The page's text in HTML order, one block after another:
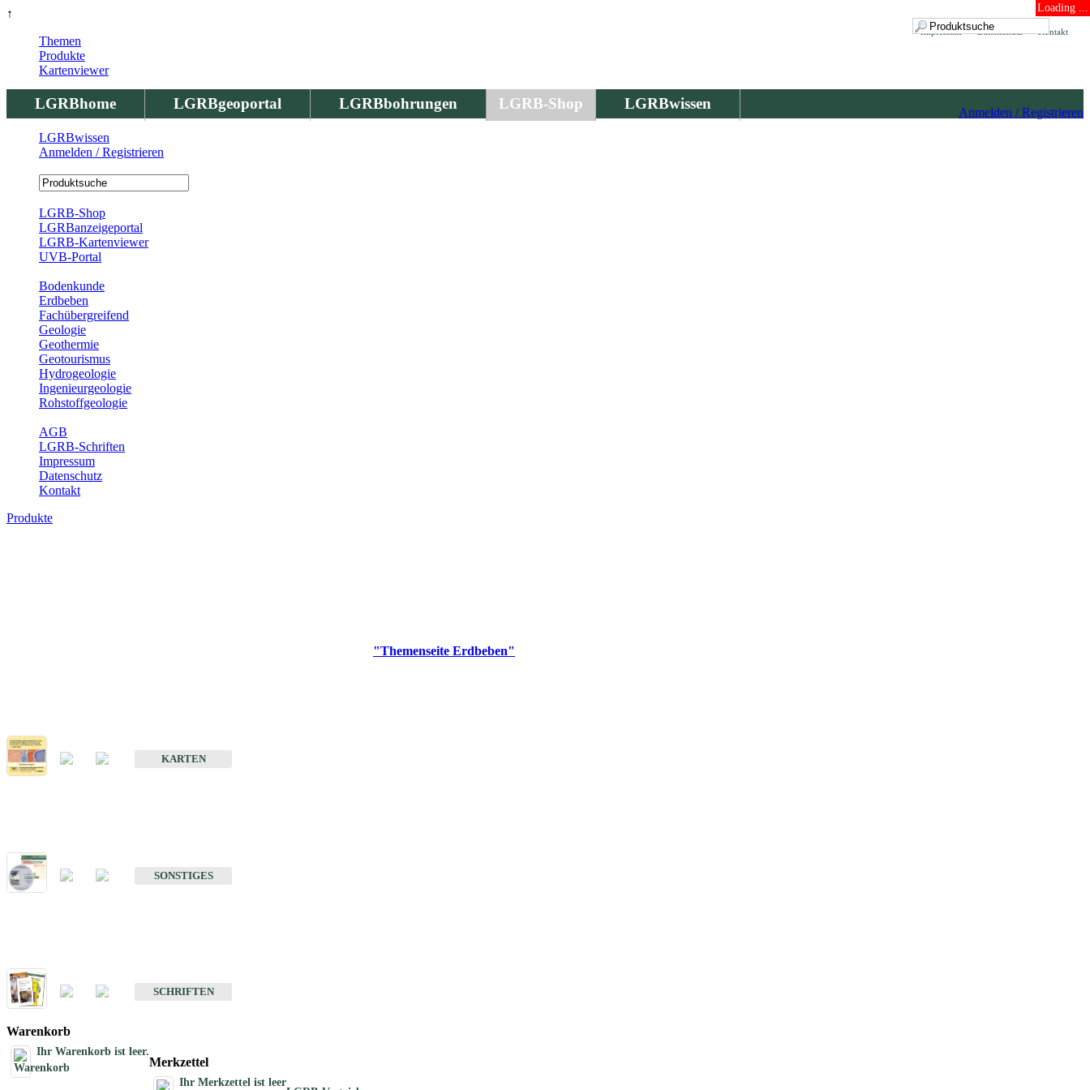
↑ Loading ...
Kontakt
Datenschutz
Impressum
LGRBhome LGRBgeoportal LGRBbohrungen LGRB-Shop LGRBwissen
Anmelden / Registrieren
Themen
Produkte
Kartenviewer
LGRBwissen
Anmelden / Registrieren
LGRB-Shop
LGRBanzeigeportal
LGRB-Kartenviewer
UVB-Portal
Bodenkunde
Erdbeben
Fachübergreifend
Geologie
Geothermie
Geotourismus
Hydrogeologie
Ingenieurgeologie
Rohstoffgeologie
AGB
LGRB-Schriften
Impressum
Datenschutz
Kontakt
Produkte
"Themenseite Erdbeben"
KARTEN
SONSTIGES
SCHRIFTEN
Warenkorb
Ihr Warenkorb ist leer.
Merkzettel
Ihr Merkzettel ist leer